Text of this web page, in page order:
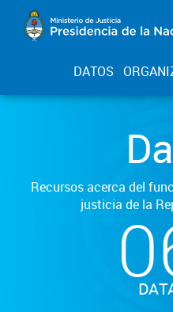
DATOS
Recursos acerca del
justicia de la